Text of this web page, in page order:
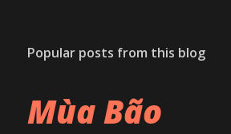
Popular posts from this blog
Mùa Bão